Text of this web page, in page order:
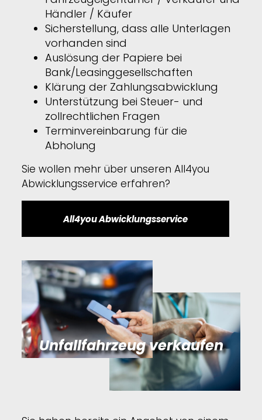
Händler / Käufer
Sicherstellung, dass alle Unterlagen
vorhanden sind
Auslösung der Papiere bei
Bank/Leasinggesellschaften
Klärung der Zahlungsabwicklung
Unterstützung bei Steuer- und
zollrechtlichen Fragen
Terminvereinbarung für die
Abholung
Sie wollen mehr über unseren All4you
Abwicklungsservice erfahren?
All4you Abwicklungsservice
Unfallfahrzeug verkaufen